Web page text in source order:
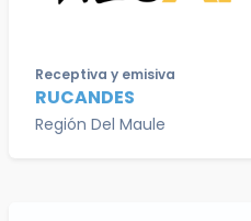
Receptiva y emisiva
RUCANDES
Región Del Maule